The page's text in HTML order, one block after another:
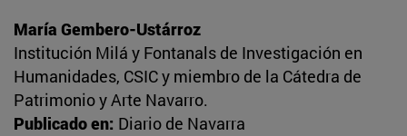
María Gembero-Ustárroz
Institución Milá y Fontanals de Investigación en
Humanidades, CSIC y miembro de la Cátedra de
Patrimonio y Arte Navarro.
Publicado en: Diario de Navarra